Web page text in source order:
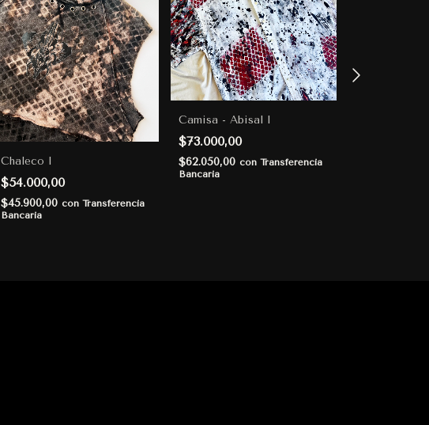
Chaleco I
$54.000,00
$45.900,00 con Transferencia
Bancaria
Camisa - Abisal I
$73.000,00
$62.050,00 con Transferencia
Bancaria